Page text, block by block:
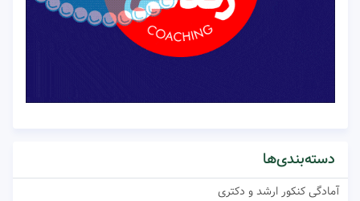
دسته‌بندی‌ها
آمادگی کنکور ارشد و دکتری